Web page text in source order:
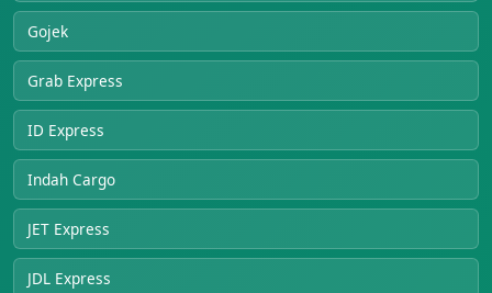
Gojek
Grab Express
ID Express
Indah Cargo
JET Express
JDL Express